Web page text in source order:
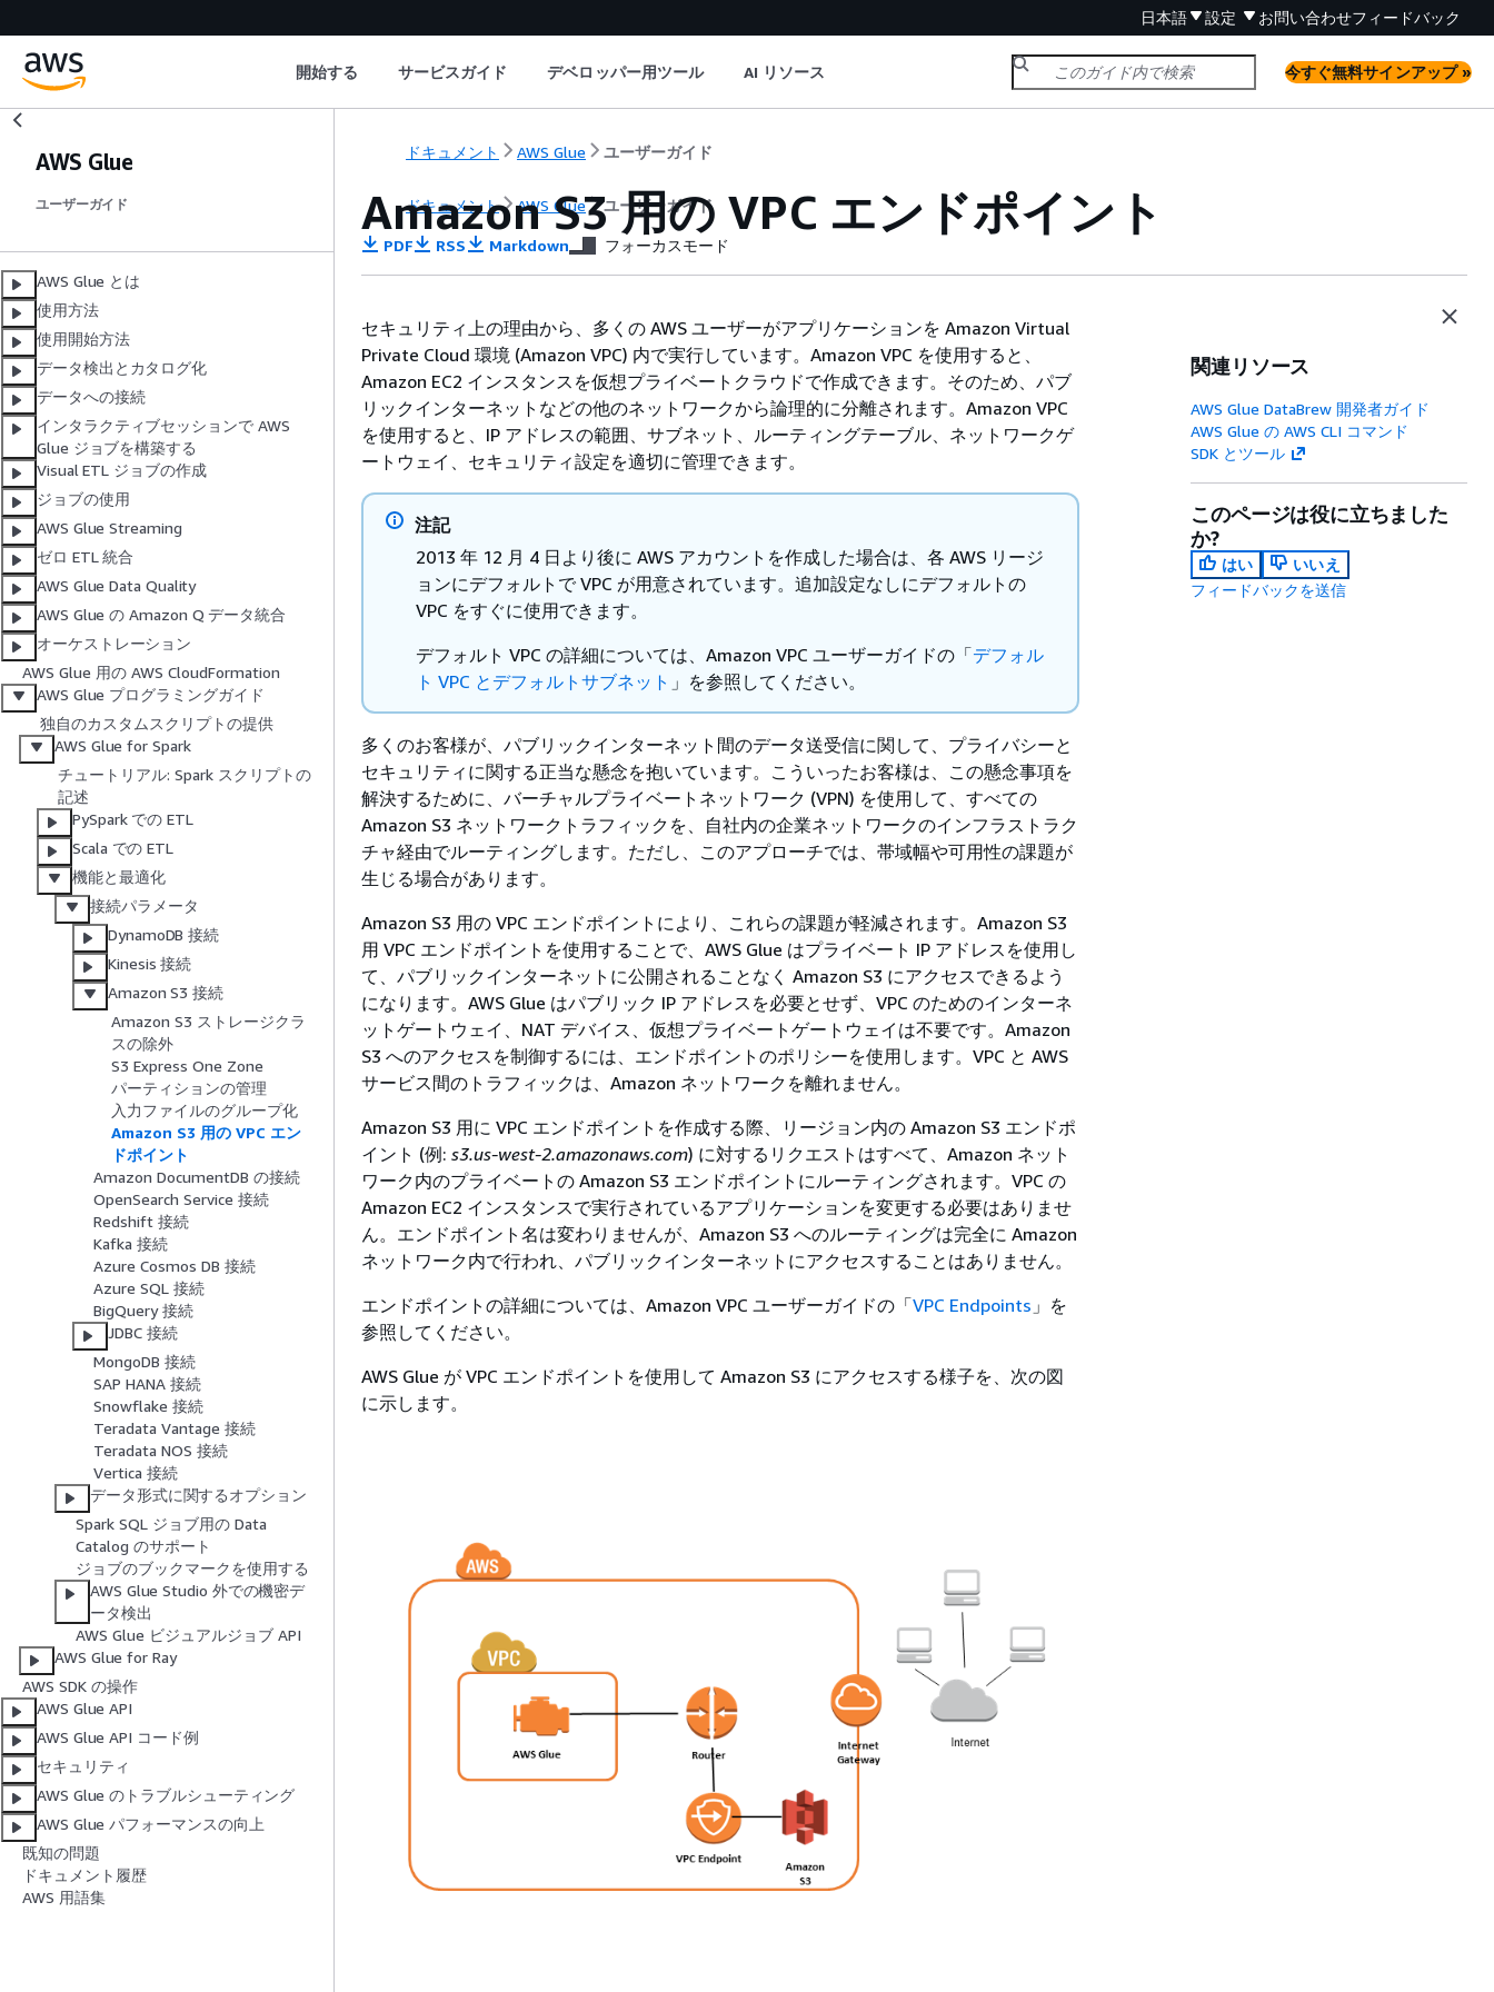
日本語 設定 お問い合わせフィードバック
開始する サービスガイド デベロッパー用ツール AI リソース 今すぐ無料サインアップ »
AWS Glue
ユーザーガイド
AWS Glue とは
使用方法
使用開始方法
データ検出とカタログ化
データへの接続
インタラクティブセッションで AWS
Glue ジョブを構築する
Visual ETL ジョブの作成
ジョブの使用
AWS Glue Streaming
ゼロ ETL 統合
AWS Glue Data Quality
AWS Glue の Amazon Q データ統合
オーケストレーション
AWS Glue 用の AWS CloudFormation
AWS Glue プログラミングガイド
独自のカスタムスクリプトの提供
AWS Glue for Spark
チュートリアル: Spark スクリプトの
記述
PySpark での ETL
Scala での ETL
機能と最適化
接続パラメータ
DynamoDB 接続
Kinesis 接続
Amazon S3 接続
Amazon S3 ストレージクラ
スの除外
S3 Express One Zone
パーティションの管理
入力ファイルのグループ化
Amazon S3 用の VPC エン
ドポイント
Amazon DocumentDB の接続
OpenSearch Service 接続
Redshift 接続
Kafka 接続
Azure Cosmos DB 接続
Azure SQL 接続
BigQuery 接続
JDBC 接続
MongoDB 接続
SAP HANA 接続
Snowflake 接続
Teradata Vantage 接続
Teradata NOS 接続
Vertica 接続
データ形式に関するオプション
Spark SQL ジョブ用の Data
Catalog のサポート
ジョブのブックマークを使用する
AWS Glue Studio 外での機密デ
ータ検出
AWS Glue ビジュアルジョブ API
AWS Glue for Ray
AWS SDK の操作
AWS Glue API
AWS Glue API コード例
セキュリティ
AWS Glue のトラブルシューティング
AWS Glue パフォーマンスの向上
既知の問題
ドキュメント履歴
AWS 用語集
ドキュメント AWS Glue ユーザーガイド
ドキュメント AWS Glue ユーザーガイド
Amazon S3 用の VPC エンドポイント
PDF RSS Markdown フォーカスモード
セキュリティ上の理由から、多くの AWS ユーザーがアプリケーションを Amazon Virtual
Private Cloud 環境 (Amazon VPC) 内で実行しています。Amazon VPC を使用すると、
Amazon EC2 インスタンスを仮想プライベートクラウドで作成できます。そのため、パブ
リックインターネットなどの他のネットワークから論理的に分離されます。Amazon VPC
を使用すると、IP アドレスの範囲、サブネット、ルーティングテーブル、ネットワークゲ
ートウェイ、セキュリティ設定を適切に管理できます。
注記
2013 年 12 月 4 日より後に AWS アカウントを作成した場合は、各 AWS リージ
ョンにデフォルトで VPC が用意されています。追加設定なしにデフォルトの
VPC をすぐに使用できます。
デフォルト VPC の詳細については、Amazon VPC ユーザーガイドの「デフォル
ト VPC とデフォルトサブネット 」を参照してください。
多くのお客様が、パブリックインターネット間のデータ送受信に関して、プライバシーと
セキュリティに関する正当な懸念を抱いています。こういったお客様は、この懸念事項を
解決するために、バーチャルプライベートネットワーク (VPN) を使用して、すべての
Amazon S3 ネットワークトラフィックを、自社内の企業ネットワークのインフラストラク
チャ経由でルーティングします。ただし、このアプローチでは、帯域幅や可用性の課題が
生じる場合があります。
Amazon S3 用の VPC エンドポイントにより、これらの課題が軽減されます。Amazon S3
用 VPC エンドポイントを使用することで、AWS Glue はプライベート IP アドレスを使用し
て、パブリックインターネットに公開されることなく Amazon S3 にアクセスできるよう
になります。AWS Glue はパブリック IP アドレスを必要とせず、VPC のためのインターネ
ットゲートウェイ、NAT デバイス、仮想プライベートゲートウェイは不要です。Amazon
S3 へのアクセスを制御するには、エンドポイントのポリシーを使用します。VPC と AWS
サービス間のトラフィックは、Amazon ネットワークを離れません。
Amazon S3 用に VPC エンドポイントを作成する際、リージョン内の Amazon S3 エンドポ
イント (例: s3.us-west-2.amazonaws.com) に対するリクエストはすべて、Amazon ネット
ワーク内のプライベートの Amazon S3 エンドポイントにルーティングされます。VPC の
Amazon EC2 インスタンスで実行されているアプリケーションを変更する必要はありませ
ん。エンドポイント名は変わりませんが、Amazon S3 へのルーティングは完全に Amazon
ネットワーク内で行われ、パブリックインターネットにアクセスすることはありません。
エンドポイントの詳細については、Amazon VPC ユーザーガイドの「VPC Endpoints 」を
参照してください。
AWS Glue が VPC エンドポイントを使用して Amazon S3 にアクセスする様子を、次の図
に示します。
関連リソース
AWS Glue DataBrew 開発者ガイド
AWS Glue の AWS CLI コマンド
SDK とツール
このページは役に立ちました
か?
はい
いいえ
フィードバックを送信